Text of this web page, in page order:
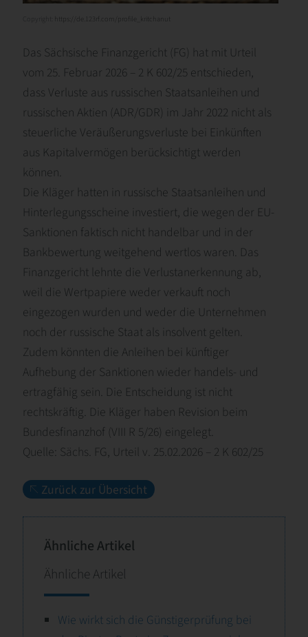
https://de.123rf.com/profile_kritchanut
Das Sächsische Finanzgericht (FG) hat mit Urteil
vom 25. Februar 2026 – 2 K 602/25 entschieden,
dass Verluste aus russischen Staatsanleihen und
russischen Aktien (ADR/GDR) im Jahr 2022 nicht als
steuerliche Veräußerungsverluste bei Einkünften
aus Kapitalvermögen berücksichtigt werden
können.
Die Kläger hatten in russische Staatsanleihen und
Hinterlegungsscheine investiert, die wegen der EU-
Sanktionen faktisch nicht handelbar und in der
Bankbewertung weitgehend wertlos waren. Das
Finanzgericht lehnte die Verlustanerkennung ab,
weil die Wertpapiere weder verkauft noch
eingezogen wurden und weder die Unternehmen
noch der russische Staat als insolvent gelten.
Zudem könnten die Anleihen bei künftiger
Aufhebung der Sanktionen wieder handels- und
ertragfähig sein. Die Entscheidung ist nicht
rechtskräftig. Die Kläger haben Revision beim
Bundesfinanzhof (VIII R 5/26) eingelegt.
Quelle: Sächs. FG, Urteil v. 25.02.2026 – 2 K 602/25
Zurück zur Übersicht
Ähnliche Artikel
Ähnliche Artikel
Wie wirkt sich die Günstigerprüfung bei